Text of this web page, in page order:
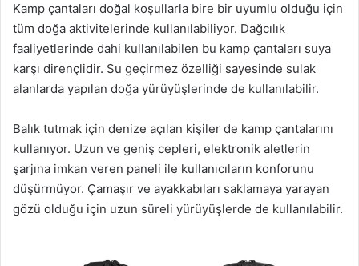
Kamp çantaları doğal koşullarla bire bir uyumlu olduğu için
tüm doğa aktivitelerinde kullanılabiliyor. Dağcılık
faaliyetlerinde dahi kullanılabilen bu kamp çantaları suya
karşı dirençlidir. Su geçirmez özelliği sayesinde sulak
alanlarda yapılan doğa yürüyüşlerinde de kullanılabilir.
Balık tutmak için denize açılan kişiler de kamp çantalarını
kullanıyor. Uzun ve geniş cepleri, elektronik aletlerin
şarjına imkan veren paneli ile kullanıcıların konforunu
düşürmüyor. Çamaşır ve ayakkabıları saklamaya yarayan
gözü olduğu için uzun süreli yürüyüşlerde de kullanılabilir.